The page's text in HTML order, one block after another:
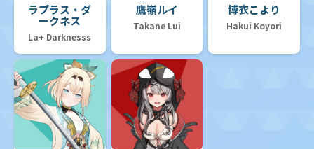
ラプラス・ダ
ークネス
La+ Darknesss
鷹嶺ルイ
Takane Lui
博衣こより
Hakui Koyori